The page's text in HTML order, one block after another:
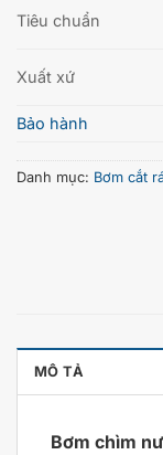
Tiêu chuẩn
Xuất xứ
Bảo hành
Danh mục: Bơm cắt
MÔ TẢ
Bơm chìm